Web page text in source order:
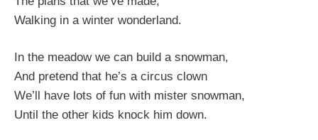
Walking in a winter wonderland.
In the meadow we can build a snowman,
And pretend that he’s a circus clown
We’ll have lots of fun with mister snowman,
Until the other kids knock him down.